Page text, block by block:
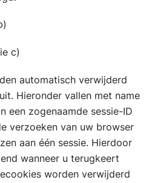
c)
automatisch verwijderd
Hieronder vallen met name
een zogenaamde sessie-ID
verzoeken van uw browser
aan één sessie. Hierdoor
wanneer u terugkeert
worden verwijderd